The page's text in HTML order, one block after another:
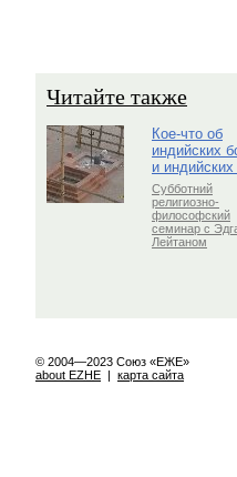
Читайте также
Кое-что об
индийских
и индийских
Субботний
религиозно-
философский
семинар с
Лейтаном
© 2004—2023 Союз «ЕЖЕ»
about EZHE | карта сайта